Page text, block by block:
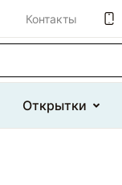
Контакты
Открытки